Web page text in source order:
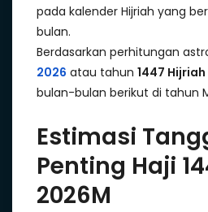
pada kalender Hijriah yang
bulan.
Berdasarkan perhitungan
2026 atau tahun 1447 Hijriah
bulan-bulan berikut di tahun
Estimasi
Penting Haji
2026M